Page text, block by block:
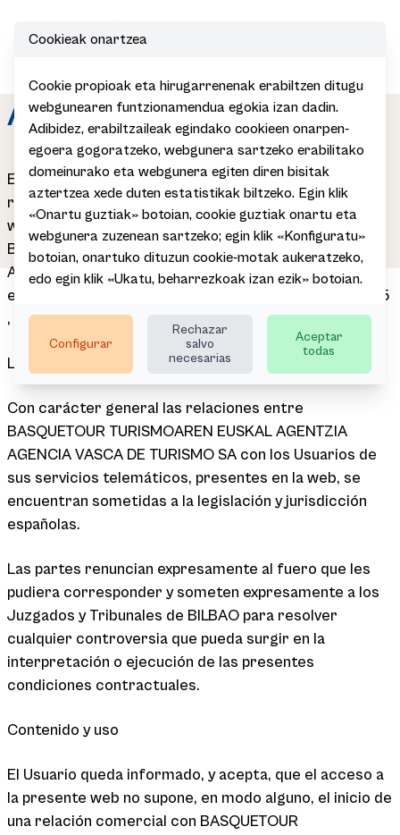
Aviso legal
El presente aviso legal (en adelante, el "Aviso Legal")
regula el uso del servicio del portal de Internet
www.basquetour.eus (en adelante, el "Web") de
BASQUETOUR TURISMOAREN EUSKAL AGENTZIA
AGENCIA VASCA DE TURISMO SA con domicilio social
en ALAMEDA URQUIJO, 36 - ED PZA. BIZKAIA.PLANTA 5
, BILBAO, 48011, BIZKAIA con CIF A95444501.
Legislación
Con carácter general las relaciones entre
BASQUETOUR TURISMOAREN EUSKAL AGENTZIA
AGENCIA VASCA DE TURISMO SA con los Usuarios de
sus servicios telemáticos, presentes en la web, se
encuentran sometidas a la legislación y jurisdicción
españolas.
Las partes renuncian expresamente al fuero que les
pudiera corresponder y someten expresamente a los
Juzgados y Tribunales de BILBAO para resolver
cualquier controversia que pueda surgir en la
interpretación o ejecución de las presentes
condiciones contractuales.
Contenido y uso
El Usuario queda informado, y acepta, que el acceso a
la presente web no supone, en modo alguno, el inicio de
una relación comercial con BASQUETOUR
Cookieak onartzea
Cookie propioak eta hirugarrenenak erabiltzen ditugu
webgunearen funtzionamendua egokia izan dadin.
Adibidez, erabiltzaileak egindako cookieen onarpen-
egoera gogoratzeko, webgunera sartzeko erabilitako
domeinurako eta webgunera egiten diren bisitak
aztertzea xede duten estatistikak biltzeko. Egin klik
«Onartu guztiak» botoian, cookie guztiak onartu eta
webgunera zuzenean sartzeko; egin klik «Konfiguratu»
botoian, onartuko dituzun cookie-motak aukeratzeko,
edo egin klik «Ukatu, beharrezkoak izan ezik» botoian.
Configurar
Rechazar
salvo
necesarias
Aceptar
todas